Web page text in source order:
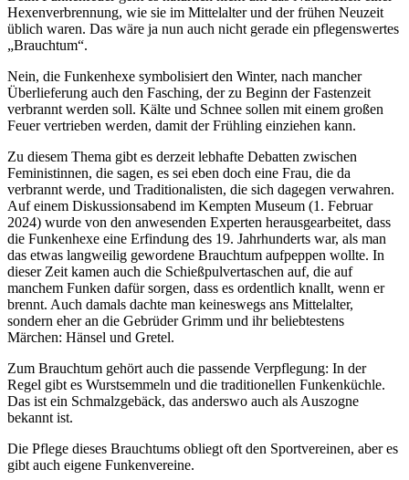
Hexenverbrennung, wie sie im Mittelalter und der frühen Neuzeit
üblich waren. Das wäre ja nun auch nicht gerade ein pflegenswertes
„Brauchtum“.
Nein, die Funkenhexe symbolisiert den Winter, nach mancher
Überlieferung auch den Fasching, der zu Beginn der Fastenzeit
verbrannt werden soll. Kälte und Schnee sollen mit einem großen
Feuer vertrieben werden, damit der Frühling einziehen kann.
Zu diesem Thema gibt es derzeit lebhafte Debatten zwischen
Feministinnen, die sagen, es sei eben doch eine Frau, die da
verbrannt werde, und Traditionalisten, die sich dagegen verwahren.
Auf einem Diskussionsabend im Kempten Museum (1. Februar
2024) wurde von den anwesenden Experten herausgearbeitet, dass
die Funkenhexe eine Erfindung des 19. Jahrhunderts war, als man
das etwas langweilig gewordene Brauchtum aufpeppen wollte. In
dieser Zeit kamen auch die Schießpulvertaschen auf, die auf
manchem Funken dafür sorgen, dass es ordentlich knallt, wenn er
brennt. Auch damals dachte man keineswegs ans Mittelalter,
sondern eher an die Gebrüder Grimm und ihr beliebtestens
Märchen: Hänsel und Gretel.
Zum Brauchtum gehört auch die passende Verpflegung: In der
Regel gibt es Wurstsemmeln und die traditionellen Funkenküchle.
Das ist ein Schmalzgebäck, das anderswo auch als Auszogne
bekannt ist.
Die Pflege dieses Brauchtums obliegt oft den Sportvereinen, aber es
gibt auch eigene Funkenvereine.